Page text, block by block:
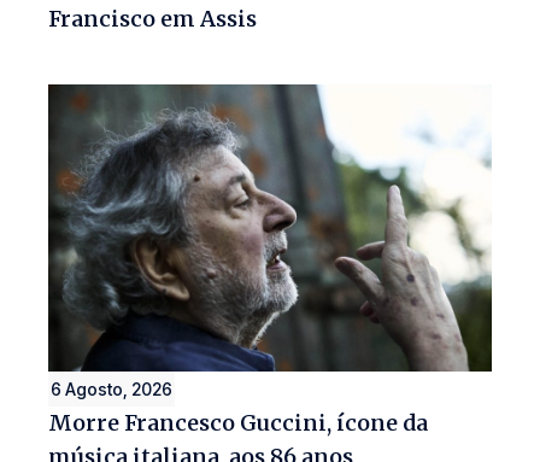
Francisco em Assis
6 Agosto, 2026
Morre Francesco Guccini, ícone da
música italiana, aos 86 anos